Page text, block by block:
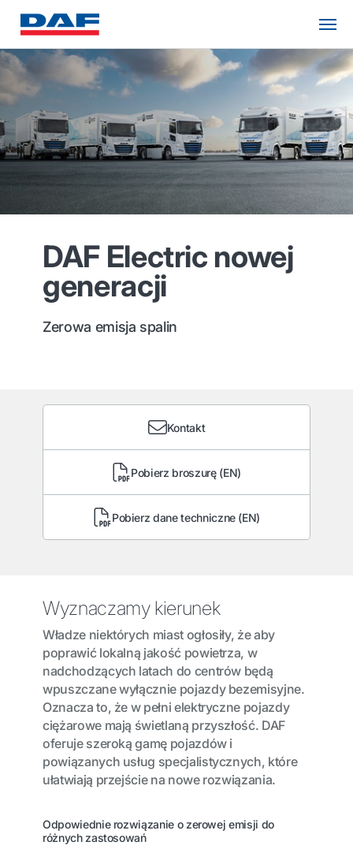
DAF Electric nowej
generacji
Zerowa emisja spalin
Kontakt
Pobierz broszurę (EN)
Pobierz dane techniczne (EN)
Wyznaczamy kierunek
Władze niektórych miast ogłosiły, że aby
poprawić lokalną jakość powietrza, w
nadchodzących latach do centrów będą
wpuszczane wyłącznie pojazdy bezemisyjne.
Oznacza to, że w pełni elektryczne pojazdy
ciężarowe mają świetlaną przyszłość. DAF
oferuje szeroką gamę pojazdów i
powiązanych usług specjalistycznych, które
ułatwiają przejście na nowe rozwiązania.
Odpowiednie rozwiązanie o zerowej emisji do
różnych zastosowań